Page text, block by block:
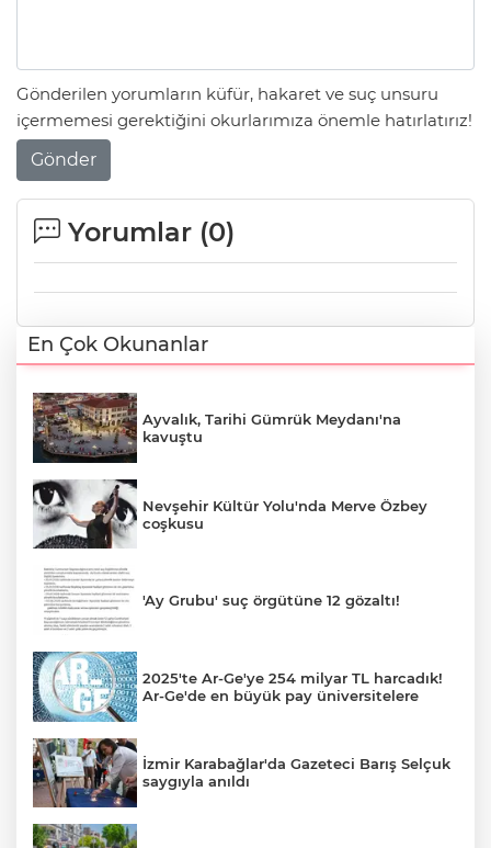
Gönderilen yorumların küfür, hakaret ve suç unsuru
içermemesi gerektiğini okurlarımıza önemle hatırlatırız!
Gönder
Yorumlar (0)
En Çok Okunanlar
Ayvalık, Tarihi Gümrük Meydanı'na
kavuştu
Nevşehir Kültür Yolu'nda Merve Özbey
coşkusu
'Ay Grubu' suç örgütüne 12 gözaltı!
2025'te Ar-Ge'ye 254 milyar TL harcadık!
Ar-Ge'de en büyük pay üniversitelere
İzmir Karabağlar'da Gazeteci Barış Selçuk
saygıyla anıldı